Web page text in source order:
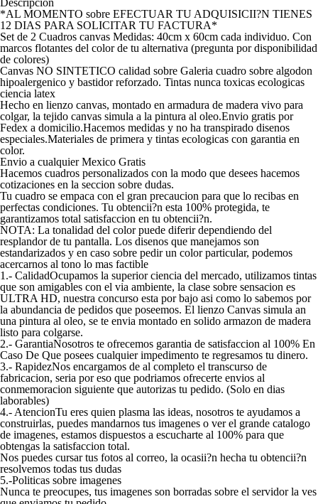
Descripcion
*AL MOMENTO sobre EFECTUAR TU ADQUISICII?N TIENES
12 DIAS PARA SOLICITAR TU FACTURA*
Set de 2 Cuadros canvas Medidas: 40cm x 60cm cada individuo. Con
marcos flotantes del color de tu alternativa (pregunta por disponibilidad
de colores)
Canvas NO SINTETICO calidad sobre Galeria cuadro sobre algodon
hipoalergenico y bastidor reforzado. Tintas nunca toxicas ecologicas
ciencia latex
Hecho en lienzo canvas, montado en armadura de madera vivo para
colgar, la tejido canvas simula a la pintura al oleo.Envio gratis por
Fedex a domicilio.Hacemos medidas y no ha transpirado disenos
especiales.Materiales de primera y tintas ecologicas con garantia en
color.
Envio a cualquier Mexico Gratis
Hacemos cuadros personalizados con la modo que desees hacemos
cotizaciones en la seccion sobre dudas.
Tu cuadro se empaca con el gran precaucion para que lo recibas en
perfectas condiciones. Tu obtencii?n esta 100% protegida, te
garantizamos total satisfaccion en tu obtencii?n.
NOTA: La tonalidad del color puede diferir dependiendo del
resplandor de tu pantalla. Los disenos que manejamos son
estandarizados y en caso sobre pedir un color particular, podemos
acercarnos al tono lo mas factible
1.- CalidadOcupamos la superior ciencia del mercado, utilizamos tintas
que son amigables con el vi­a ambiente, la clase sobre sensacion es
ULTRA HD, nuestra concurso esta por bajo asi­ como lo sabemos por
la abundancia de pedidos que poseemos. El lienzo Canvas simula an
una pintura al oleo, se te envia montado en solido armazon de madera
listo para colgarse.
2.- GarantiaNosotros te ofrecemos garantia de satisfaccion al 100% En
Caso De Que posees cualquier impedimento te regresamos tu dinero.
3.- RapidezNos encargamos de al completo el transcurso de
fabricacion, seri­a por eso que podri­amos ofrecerte envios al
conmemoracion siguiente que autorizas tu pedido. (Solo en dias
laborables)
4.- AtencionTu eres quien plasma las ideas, nosotros te ayudamos a
construirlas, puedes mandarnos tus imagenes o ver el grande catalogo
de imagenes, estamos dispuestos a escucharte al 100% para que
obtengas la satisfaccion total.
Nos puedes cursar tus fotos al correo, la ocasii?n hecha tu obtencii?n
resolvemos todas tus dudas
5.-Politicas sobre imagenes
Nunca te preocupes, tus imagenes son borradas sobre el servidor la ves